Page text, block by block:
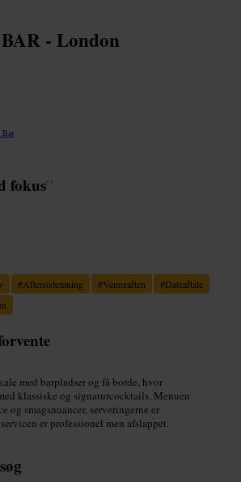
- London
Bar
fokus”
#Aftensstemning #Venneaften #Dateaftale
med barpladser og få borde, hvor
klassiske og signaturcocktails. Menuen
og smagsnuancer, serveringerne er
er professionel men afslappet.